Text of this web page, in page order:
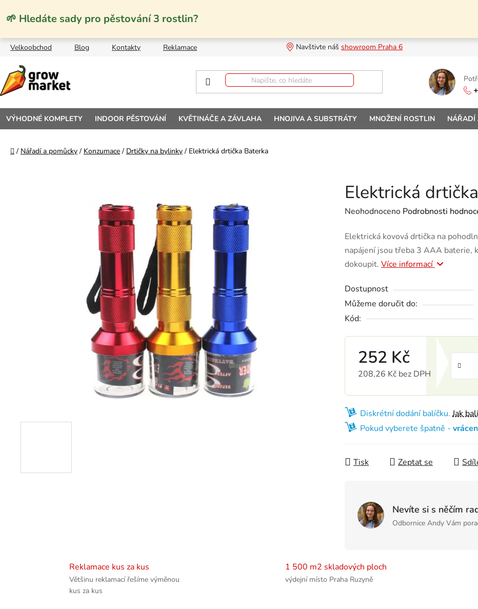
🌱 Hledáte sady pro pěstování 3 rostlin?
Velkoobchod Blog Kontakty Reklamace Navštivte náš showroom Praha 6
VÝHODNÉ KOMPLETY INDOOR PĚSTOVÁNÍ KVĚTINÁČE A ZÁVLAHA HNOJIVA A SUBSTRÁTY MNOŽENÍ ROSTLIN NÁŘADÍ
Domů
/ Nářadí a pomůcky / Konzumace / Drtičky na bylinky / Elektrická drtička Baterka
Elektrická
Průměrné hodnocení produktu je 0,0
Neohodnoceno Podrobnosti
Elektrická kovová drtička na
napájení jsou třeba 3 AAA baterie,
dokoupit. Více informací
Dostupnost
Můžeme doručit do:
Kód:
252 Kč
208,26 Kč bez DPH
Diskrétní dodání balíčku.Jak
Pokud vyberete špatně -
Tisk Zeptat se
Nevíte si s něčím
Odbornice Andy Vám
Reklamace kus za kus
Většinu reklamací řešíme výměnou
kus za kus
1 500 m2 skladových ploch
výdejní místo Praha Ruzyně